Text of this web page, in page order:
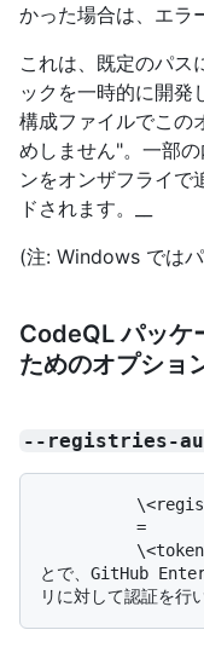
かった場合は、エラ
これは、既定のパス
ックを一時的に開発
構成ファイルでこの
めしません"。一部
ンをオンザフライで
ドされます。__
(注: Windows では
CodeQL パッケ
ためのオプショ
--registries-
とで、GitHub